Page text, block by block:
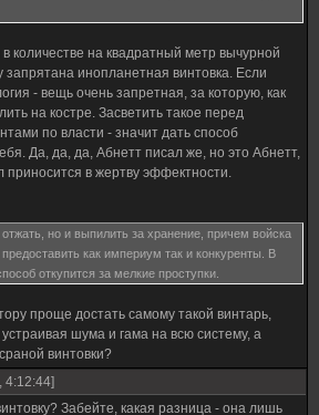
количестве на квадратный метр вычурной
запрятана инопланетная винтовка. Если
- вещь очень запретная, за которую, как
на костре. Засветить такое перед
по власти - значит дать способ
Да, да, да, Абнетт писал же, но это Абнетт,
приносится в жертву эффектности.
но и выпилить за хранение, причем войска
как империум так и конкуренты. В
откупится за мелкие проступки.
проще достать самому такой винтарь,
шума и гама на всю систему, а
винтовки?
4:12:44]
Забейте, какая разница - она лишь